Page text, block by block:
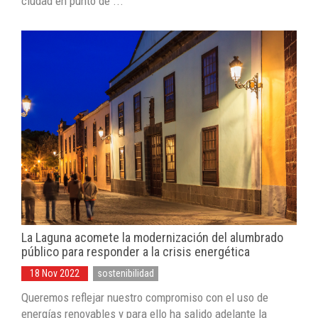
La Laguna acomete la modernización del alumbrado
público para responder a la crisis energética
18 Nov 2022 sostenibilidad
Queremos reflejar nuestro compromiso con el uso de
energías renovables y para ello ha salido adelante la